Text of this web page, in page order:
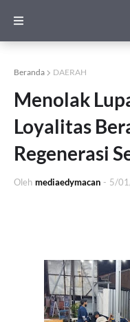
Beranda DAERAH
Menolak
Loyalitas
Regenerasi
Oleh mediaedymacan - 5/